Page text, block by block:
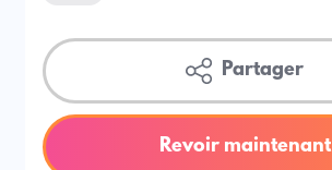
Partager
Revoir maintenant